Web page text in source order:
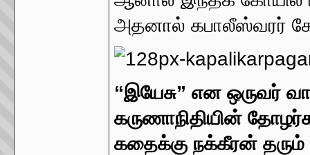
அதனால் கபாலீஸ்வரர்
“இயேசு” என ஒருவர்
கருணாநிதியின்
கதைக்கு நக்கீரன்